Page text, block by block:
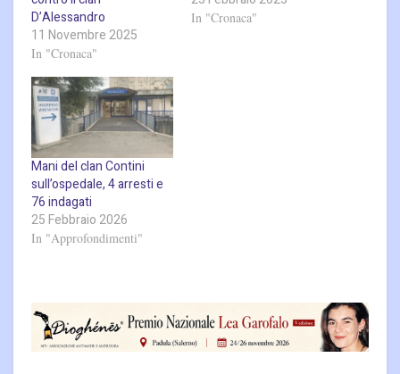
D’Alessandro
11 Novembre 2025
In "Cronaca"
In "Cronaca"
Mani del clan Contini
sull’ospedale, 4 arresti e
76 indagati
25 Febbraio 2026
In "Approfondimenti"